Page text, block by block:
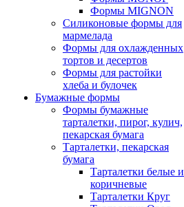
Формы MIGNON
Силиконовые формы для
мармелада
Формы для oхлажденных
тортов и десертов
Формы для растойки
хлеба и булочек
Бумажные формы
Формы бумажные
тарталетки, пирог, кулич,
пекарская бумага
Тарталетки, пекарская
бумага
Тарталетки белые и
коричневые
Тарталетки Круг